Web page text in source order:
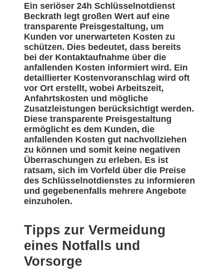
Ein seriöser 24h Schlüsselnotdienst
Beckrath legt großen Wert auf eine
transparente Preisgestaltung, um
Kunden vor unerwarteten Kosten zu
schützen. Dies bedeutet, dass bereits
bei der Kontaktaufnahme über die
anfallenden Kosten informiert wird. Ein
detaillierter Kostenvoranschlag wird oft
vor Ort erstellt, wobei Arbeitszeit,
Anfahrtskosten und mögliche
Zusatzleistungen berücksichtigt werden.
Diese transparente Preisgestaltung
ermöglicht es dem Kunden, die
anfallenden Kosten gut nachvollziehen
zu können und somit keine negativen
Überraschungen zu erleben. Es ist
ratsam, sich im Vorfeld über die Preise
des Schlüsselnotdienstes zu informieren
und gegebenenfalls mehrere Angebote
einzuholen.
Tipps zur Vermeidung
eines Notfalls und
Vorsorge